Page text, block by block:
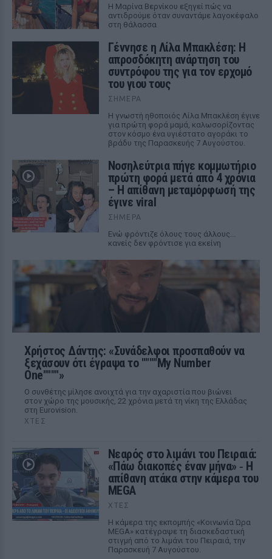
Η Μαρίνα Βερνίκου εξηγεί πώς να
αντιδρούμε όταν συναντάμε λαγοκέφαλο
στη θάλασσα
Γέννησε η Λίλα Μπακλέση: Η
απροσδόκητη ανάρτηση του
συντρόφου της για τον ερχομό
του γιου τους
ΣΉΜΕΡΑ
Η γνωστή ηθοποιός Λίλα Μπακλέση έγινε
για πρώτη φορά μαμά, καλωσορίζοντας
στον κόσμο ένα υγιέστατο αγοράκι το
βράδυ της Παρασκευής 7 Αυγούστου.
Νοσηλεύτρια πήγε κομμωτήριο
πρώτη φορά μετά από 4 χρόνια
– Η απίθανη μεταμόρφωσή της
έγινε viral
ΣΉΜΕΡΑ
Ενώ φρόντιζε όλους τους άλλους...
κανείς δεν φρόντισε για εκείνη
Χρήστος Δάντης: «Συνάδελφοι προσπαθούν να
ξεχάσουν ότι έγραψα το """"My Number
One""""»
Ο συνθέτης μίλησε ανοιχτά για την αχαριστία που βιώνει
στον χώρο της μουσικής, 22 χρόνια μετά τη νίκη της Ελλάδας
στη Eurovision.
ΧΤΕΣ
Νεαρός στο λιμάνι του Πειραιά:
«Πάω διακοπές έναν μήνα» ‑ Η
απίθανη ατάκα στην κάμερα του
MEGA
ΧΤΕΣ
Η κάμερα της εκπομπής «Κοινωνία Ώρα
MEGA» κατέγραψε τη διασκεδαστική
στιγμή από το λιμάνι του Πειραιά, την
Παρασκευή 7 Αυγούστου.